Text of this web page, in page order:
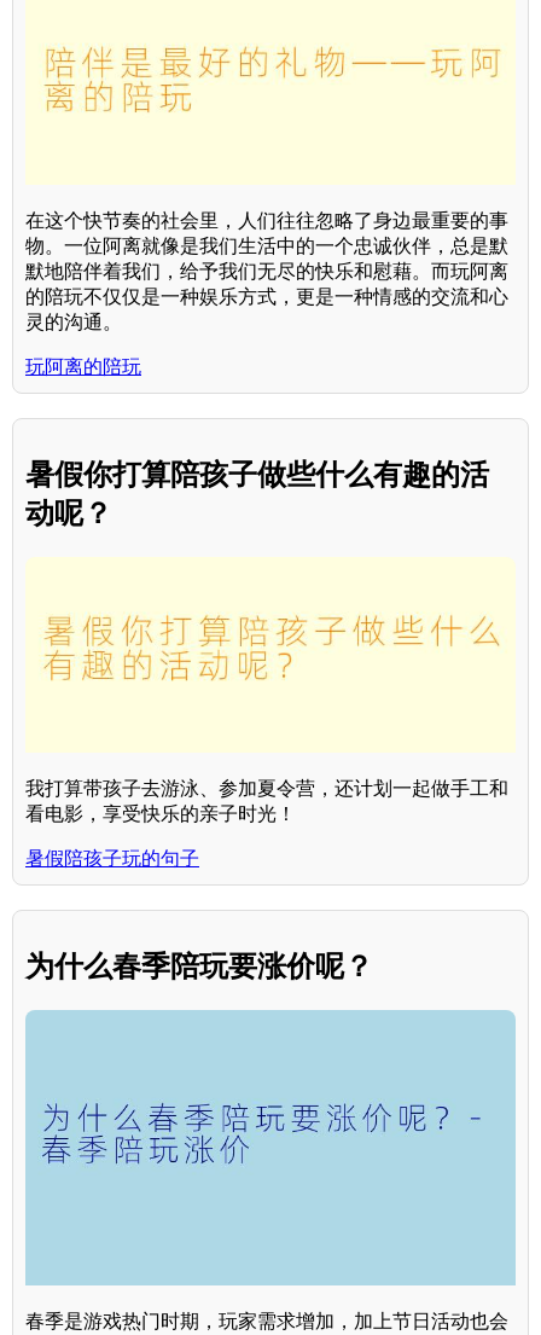
在这个快节奏的社会里，人们往往忽略了身边最重要的事
物。一位阿离就像是我们生活中的一个忠诚伙伴，总是默
默地陪伴着我们，给予我们无尽的快乐和慰藉。而玩阿离
的陪玩不仅仅是一种娱乐方式，更是一种情感的交流和心
灵的沟通。
玩阿离的陪玩
暑假你打算陪孩子做些什么有趣的活
动呢？
我打算带孩子去游泳、参加夏令营，还计划一起做手工和
看电影，享受快乐的亲子时光！
暑假陪孩子玩的句子
为什么春季陪玩要涨价呢？
春季是游戏热门时期，玩家需求增加，加上节日活动也会